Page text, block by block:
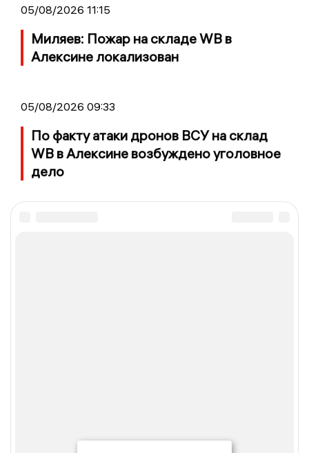
05/08/2026 11:15
Миляев: Пожар на складе WB в
Алексине локализован
05/08/2026 09:33
По факту атаки дронов ВСУ на склад
WB в Алексине возбуждено уголовное
дело